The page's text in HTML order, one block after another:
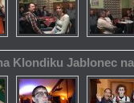
Klondiku Jablonec